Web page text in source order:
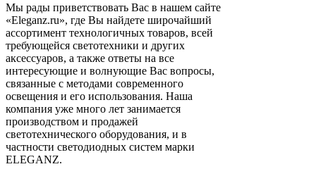
Мы рады приветствовать Вас в нашем сайте
«Eleganz.ru», где Вы найдете широчайший
ассортимент технологичных товаров, всей
требующейся светотехники и других
аксессуаров, а также ответы на все
интересующие и волнующие Вас вопросы,
связанные с методами современного
освещения и его использования. Наша
компания уже много лет занимается
производством и продажей
светотехнического оборудования, и в
частности светодиодных систем марки
ELEGANZ.